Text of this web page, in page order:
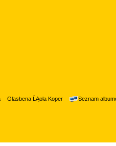
Glasbena ĹĄola Koper Seznam